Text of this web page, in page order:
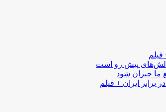
فیلم
پیش رو است
ما جبران شود
برابر ایران + فیلم